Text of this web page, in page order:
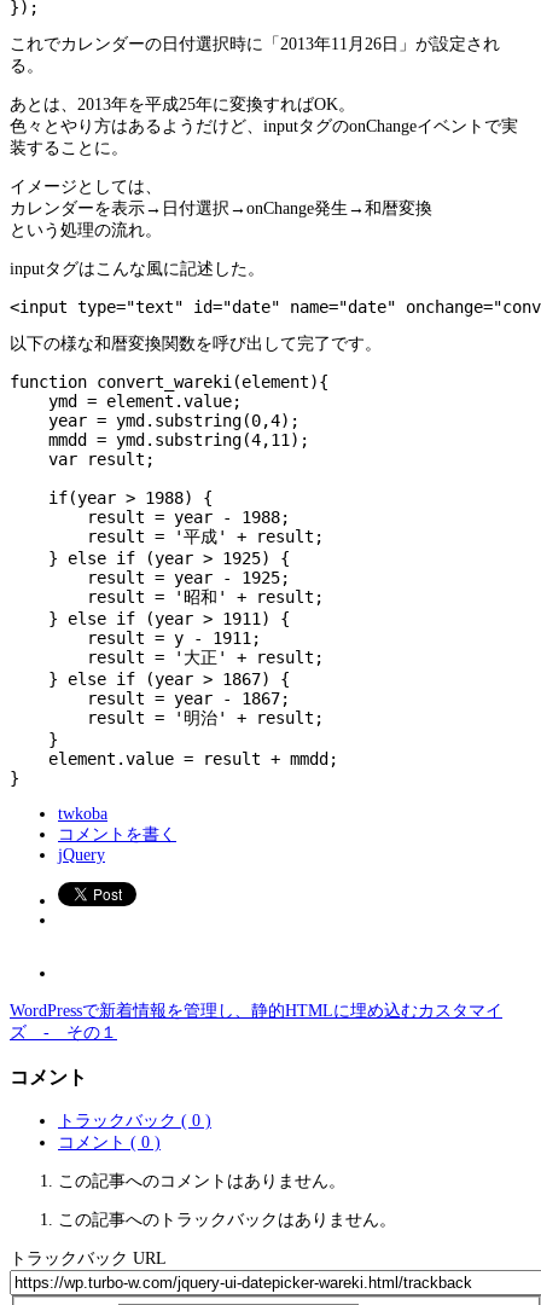
これでカレンダーの日付選択時に「2013年11月26日」が設定され
る。
あとは、2013年を平成25年に変換すればOK。
色々とやり方はあるようだけど、inputタグのonChangeイベントで実
装することに。
イメージとしては、
カレンダーを表示→日付選択→onChange発生→和暦変換
という処理の流れ。
inputタグはこんな風に記述した。
以下の様な和暦変換関数を呼び出して完了です。
function convert_wareki(element){
    ymd = element.value;
    year = ymd.substring(0,4);
    mmdd = ymd.substring(4,11);
    var result;
    if(year > 1988) {
        result = year - 1988;
        result = '平成' + result;
    } else if (year > 1925) {
        result = year - 1925;
        result = '昭和' + result;
    } else if (year > 1911) {
        result = y - 1911;
        result = '大正' + result;
    } else if (year > 1867) {
        result = year - 1867;
        result = '明治' + result;
    }
    element.value = result + mmdd;
twkoba
コメントを書く
jQuery
WordPressで新着情報を管理し、静的HTMLに埋め込むカスタマイ
ズ - その１
コメント
トラックバック ( 0 )
コメント ( 0 )
この記事へのコメントはありません。
この記事へのトラックバックはありません。
トラックバック URL